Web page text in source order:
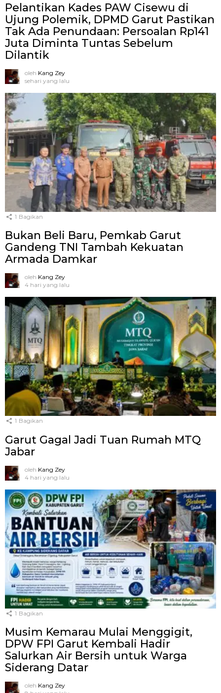
Pelantikan Kades PAW Cisewu di
Ujung Polemik, DPMD Garut Pastikan
Tak Ada Penundaan: Persoalan Rp141
Juta Diminta Tuntas Sebelum
Dilantik
oleh Kang Zey
sehari yang lalu
1 Bagikan
Bukan Beli Baru, Pemkab Garut
Gandeng TNI Tambah Kekuatan
Armada Damkar
oleh Kang Zey
4 hari yang lalu
1 Bagikan
Garut Gagal Jadi Tuan Rumah MTQ
Jabar
oleh Kang Zey
4 hari yang lalu
1 Bagikan
Musim Kemarau Mulai Menggigit,
DPW FPI Garut Kembali Hadir
Salurkan Air Bersih untuk Warga
Siderang Datar
oleh Kang Zey